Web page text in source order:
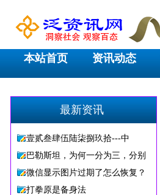
本站首页 资讯动态
最新资讯
壹贰叁肆伍陆柒捌玖拾---中
巴勒斯坦，为何一分为三，分别
微信显示图片过期了怎么恢复？
打拳原是备身法